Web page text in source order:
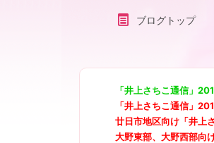
ブログトップ
「井上さちこ通信」
「井上さちこ通信」
廿日市地区向け「井上
大野東部、大野西部向